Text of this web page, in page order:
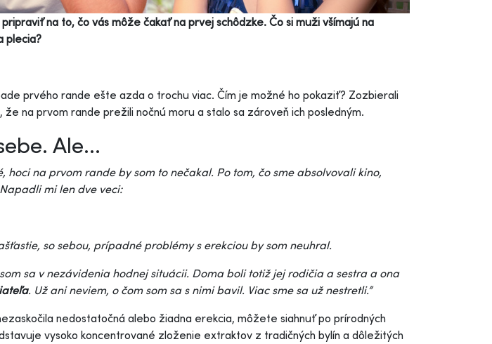
na to, čo vás môže čakať na prvej schôdzke. Čo si muži všímajú na
plecia?
prvého rande ešte azda o trochu viac. Čím je možné ho pokaziť? Zozbierali
na prvom rande prežili nočnú moru a stalo sa zároveň ich posledným.
Ale...
hoci na prvom rande by som to nečakal. Po tom, čo sme absolvovali kino,
mi len dve veci:
so sebou, prípadné problémy s erekciou by som neuhral.
sa v nezávidenia hodnej situácii. Doma boli totiž jej rodičia a sestra a ona
. Už ani neviem, o čom som sa s nimi bavil. Viac sme sa už nestretli.”
nedostatočná alebo žiadna erekcia, môžete siahnuť po prírodných
vysoko koncentrované zloženie extraktov z tradičných bylín a dôležitých